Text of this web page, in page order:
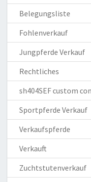
Belegungsliste
Fohlenverkauf
Jungpferde Verkauf
Rechtliches
sh404SEF custom
Sportpferde Verkauf
Verkaufspferde
Verkauft
Zuchtstutenverkauf